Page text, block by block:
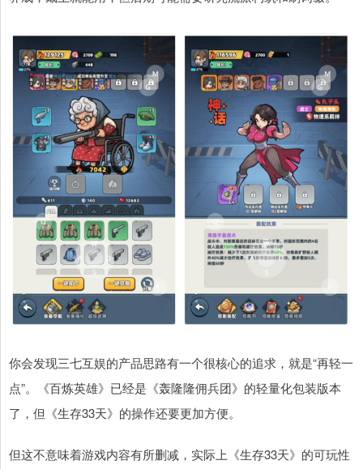
你会发现三七互娱的产品思路有一个很核心的追求，就是“再轻一
点”。《百炼英雄》已经是《轰隆隆佣兵团》的轻量化包装版本
了，但《生存33天》的操作还要更加方便。
但这不意味着游戏内容有所删减，实际上《生存33天》的可玩性